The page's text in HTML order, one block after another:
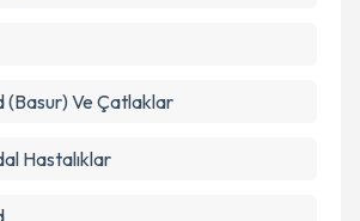
(Basur) Ve Çatlaklar
Hastalıklar